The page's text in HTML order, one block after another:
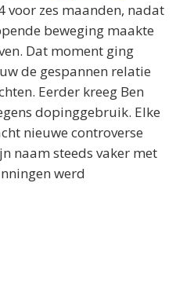
voor zes maanden, nadat
beweging maakte
Dat moment ging
de gespannen relatie
Eerder kreeg Ben
dopinggebruik. Elke
nieuwe controverse
naam steeds vaker met
werd